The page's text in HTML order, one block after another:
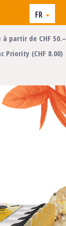
FR
partir de CHF 50.–
Priority (CHF 8.00)